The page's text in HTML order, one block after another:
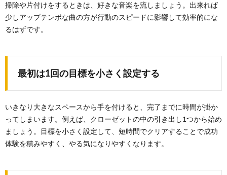
掃除や片付けをするときは、好きな音楽を流しましょう。出来れば
少しアップテンポな曲の方が行動のスピードに影響して効率的にな
るはずです。
最初は1回の目標を小さく設定する
いきなり大きなスペースから手を付けると、完了までに時間が掛か
ってしまいます。例えば、クローゼットの中の引き出し1つから始め
ましょう。目標を小さく設定して、短時間でクリアすることで成功
体験を積みやすく、やる気になりやすくなります。